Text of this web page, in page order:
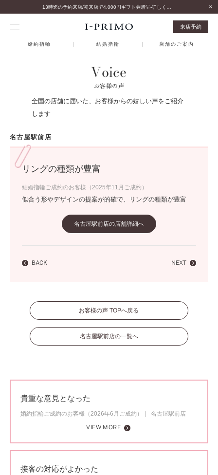
来店予約
婚約指輪 結婚指輪 店舗のご案内
Voice
お客様の声
全国の店舗に届いた、お客様からの嬉しい声をご紹介
します
名古屋駅前店
リングの種類が豊富
結婚指輪ご成約のお客様（2025年11月ご成約）
似合う形やデザインの提案が的確で、リングの種類が豊富
名古屋駅前店の店舗詳細へ
BACK NEXT
お客様の声 TOPへ戻る
名古屋駅前店の一覧へ
貴重な意見となった
婚約指輪ご成約のお客様（2026年6月ご成約）
名古屋駅前店
VIEW MORE
接客の対応がよかった